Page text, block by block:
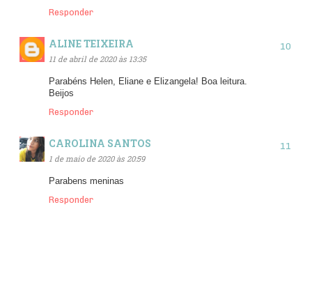
Responder
ALINE TEIXEIRA
11 de abril de 2020 às 13:35
Parabéns Helen, Eliane e Elizangela! Boa leitura.
Beijos
Responder
CAROLINA SANTOS
1 de maio de 2020 às 20:59
Parabens meninas
Responder